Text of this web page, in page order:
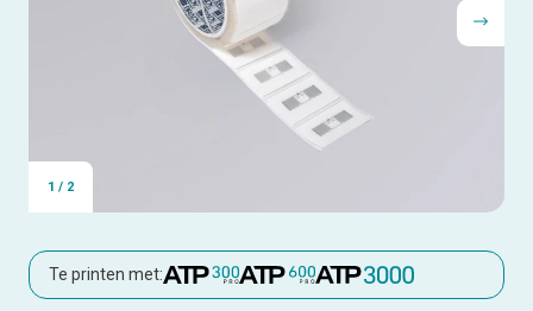
1 / 2
Te printen met: